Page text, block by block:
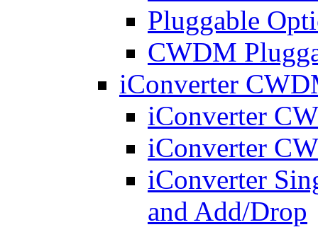
Pluggable
CWDM
iConverter
iConverter
iConverter
iConverter
and Add/Drop